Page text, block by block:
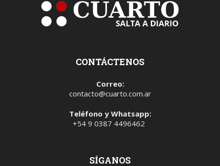
CONTÁCTENOS
Correo:
contacto@cuarto.com.ar
Teléfono y Whatsapp:
+54 9 0387 4496462
SÍGANOS